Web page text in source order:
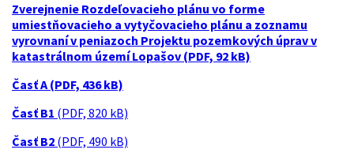
Zverejnenie Rozdeľovacieho plánu vo forme
umiestňovacieho a vytyčovacieho plánu a zoznamu
vyrovnaní v peniazoch Projektu pozemkových úprav v
katastrálnom území Lopašov (PDF, 92 kB)
Časť A (PDF, 436 kB)
Časť B1 (PDF, 820 kB)
Časť B2 (PDF, 490 kB)